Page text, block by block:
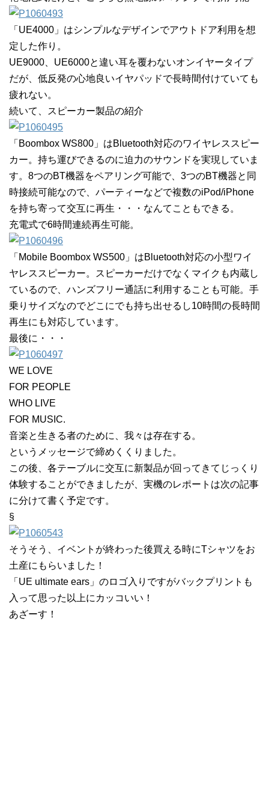
「UE4000」はシンプルなデザインでアウトドア利用を想
定した作り。
UE9000、UE6000と違い耳を覆わないオンイヤータイプ
だが、低反発の心地良いイヤパッドで長時間付けていても
疲れない。
続いて、スピーカー製品の紹介
「Boombox WS800」はBluetooth対応のワイヤレススピー
カー。持ち運びできるのに迫力のサウンドを実現していま
す。8つのBT機器をペアリング可能で、3つのBT機器と同
時接続可能なので、パーティーなどで複数のiPod/iPhone
を持ち寄って交互に再生・・・なんてこともできる。
充電式で6時間連続再生可能。
「Mobile Boombox WS500」はBluetooth対応の小型ワイ
ヤレススピーカー。スピーカーだけでなくマイクも内蔵し
ているので、ハンズフリー通話に利用することも可能。手
乗りサイズなのでどこにでも持ち出せるし10時間の長時間
再生にも対応しています。
最後に・・・
WE LOVE
FOR PEOPLE
WHO LIVE
FOR MUSIC.
音楽と生きる者のために、我々は存在する。
というメッセージで締めくくりました。
この後、各テーブルに交互に新製品が回ってきてじっくり
体験することができましたが、実機のレポートは次の記事
に分けて書く予定です。
§
そうそう、イベントが終わった後買える時にTシャツをお
土産にもらいました！
「UE ultimate ears」のロゴ入りですがバックプリントも
入って思った以上にカッコいい！
あざーす！